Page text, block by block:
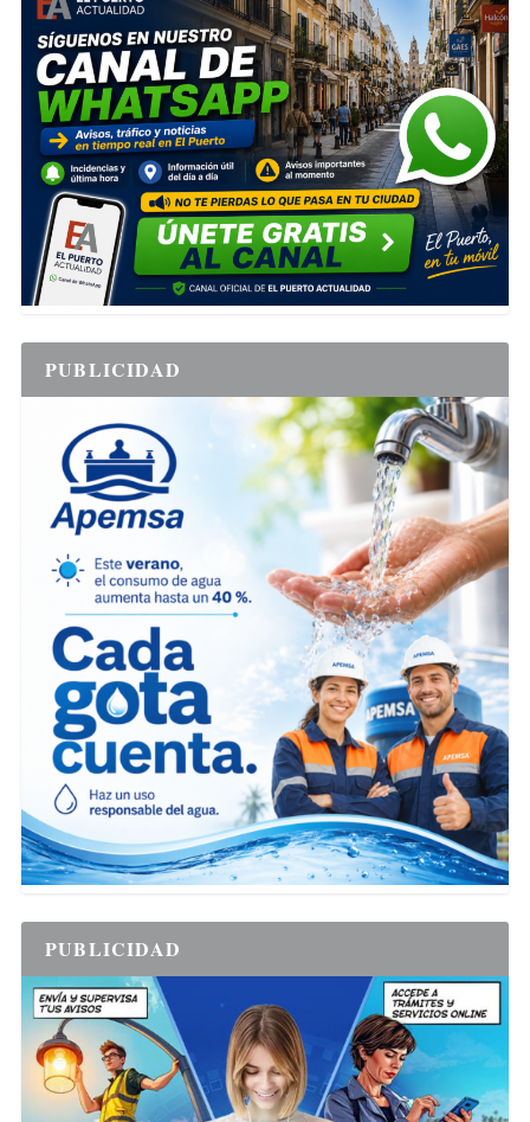
PUBLICIDAD
PUBLICIDAD